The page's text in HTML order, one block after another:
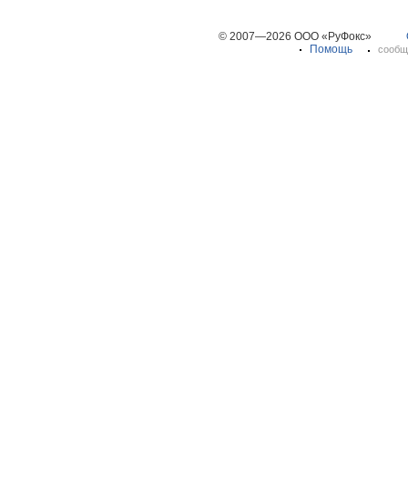
© 2007—2026 ООО «РуФокс»
Помощь